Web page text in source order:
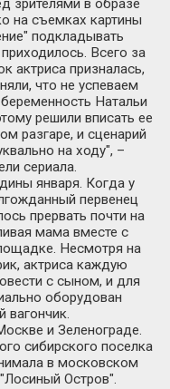
зрителями в образе
на съемках картины
подкладывать
Всего за
актриса призналась,
что не успеваем
Натальи
решили вписать ее
разгаре, и сценарий
на ходу", –
сериала.
января. Когда у
первенец
прервать почти на
мама вместе с
Несмотря на
актриса каждую
с сыном, и для
оборудован
вагончик.
и Зеленограде.
сибирского поселка
в московском
Остров".